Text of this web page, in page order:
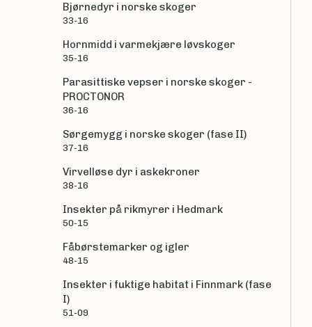
Bjørnedyr i norske skoger
33-16
Hornmidd i varmekjære løvskoger
35-16
Parasittiske vepser i norske skoger -
PROCTONOR
36-16
Sørgemygg i norske skoger (fase II)
37-16
Virvelløse dyr i askekroner
38-16
Insekter på rikmyrer i Hedmark
50-15
Fåbørstemarker og igler
48-15
Insekter i fuktige habitat i Finnmark (fase
I)
51-09